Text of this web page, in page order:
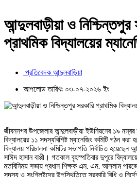
আন্দুলবাড়ীয়া ও নিশ্চিন্তপুর
প্রাথমিক বিদ্যালয়ের
প্রতিবেদক আন্দুলবাড়িয়া
আপলোড তারিখঃ ০৩-০৭-২০২৬ ইং
জীবননগর উপজেলার আন্দুলবাড়ীয়া ইউনিয়নের ১৯ নম্বর
বিদ্যালয়ের ১১ সদস্যবিশিষ্ট ম্যানেজিং কমিটি গঠন
বিদ্যালয় পরিচালনা কমিটির সভাপতি নির্বাচিত হয়েছেন
সাঈদ হাসান বাপ্পী। গতকাল বৃহস্পতিবার দুপুরে
মতবিনিময় সভায় প্রধান শিক্ষক এম. এম. আসলাম
সদস্য ও সংশ্লিষ্টদের উপস্থিতিতে সরকারি বিধি ও